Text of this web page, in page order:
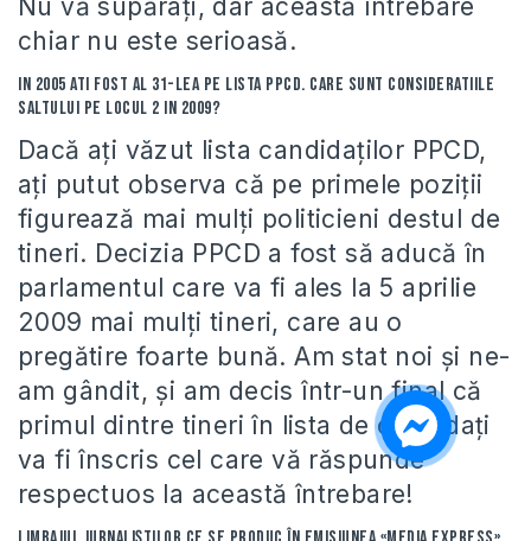
Nu vă supăraţi, dar această întrebare
chiar nu este serioasă.
In 2005 ati fost al 31-lea pe lista PPCD. Care sunt consideratiile
saltului pe locul 2 in 2009?
Dacă aţi văzut lista candidaţilor PPCD,
aţi putut observa că pe primele poziţii
figurează mai mulţi politicieni destul de
tineri. Decizia PPCD a fost să aducă în
parlamentul care va fi ales la 5 aprilie
2009 mai mulţi tineri, care au o
pregătire foarte bună. Am stat noi şi ne-
am gândit, şi am decis într-un final că
primul dintre tineri în lista de candidaţi
va fi înscris cel care vă răspunde
respectuos la această întrebare!